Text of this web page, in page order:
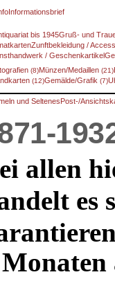
Informationsbrief
bis 1945Gruß- und
Zunftbekleidung /
/ Geschenkartikel
(8)Münzen/Medaillen (21)
(12)Gemälde/Grafik (7)
und SeltenesPost-/
allen
es